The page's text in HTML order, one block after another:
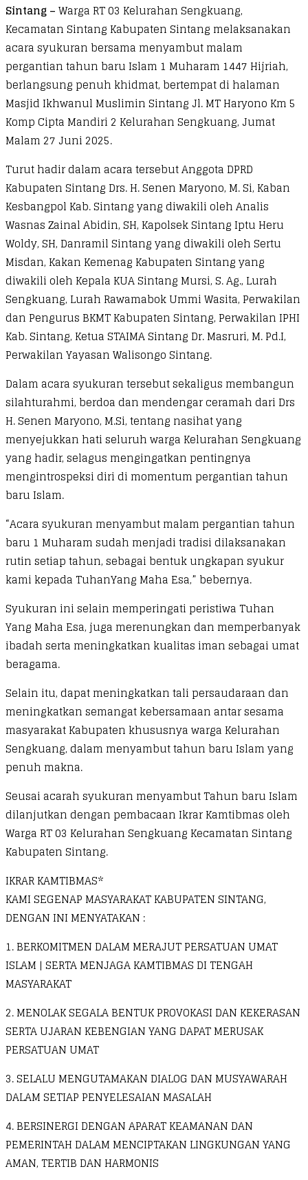
Sintang –Warga RT 03 Kelurahan Sengkuang,
Kecamatan Sintang Kabupaten Sintang melaksanakan
acara syukuran bersama menyambut malam
pergantian tahun baru Islam 1 Muharam 1447 Hijriah,
berlangsung penuh khidmat, bertempat di halaman
Masjid Ikhwanul Muslimin Sintang Jl. MT Haryono Km 5
Komp Cipta Mandiri 2 Kelurahan Sengkuang, Jumat
Malam 27 Juni 2025.
Turut hadir dalam acara tersebut Anggota DPRD
Kabupaten Sintang Drs. H. Senen Maryono, M. Si, Kaban
Kesbangpol Kab. Sintang yang diwakili oleh Analis
Wasnas Zainal Abidin, SH, Kapolsek Sintang Iptu Heru
Woldy, SH, Danramil Sintang yang diwakili oleh Sertu
Misdan, Kakan Kemenag Kabupaten Sintang yang
diwakili oleh Kepala KUA Sintang Mursi, S. Ag., Lurah
Sengkuang, Lurah Rawamabok Ummi Wasita, Perwakilan
dan Pengurus BKMT Kabupaten Sintang, Perwakilan IPHI
Kab. Sintang, Ketua STAIMA Sintang Dr. Masruri, M. Pd.I,
Perwakilan Yayasan Walisongo Sintang.
Dalam acara syukuran tersebut sekaligus membangun
silahturahmi, berdoa dan mendengar ceramah dari Drs
H. Senen Maryono, M.Si, tentang nasihat yang
menyejukkan hati seluruh warga Kelurahan Sengkuang
yang hadir, selagus mengingatkan pentingnya
mengintrospeksi diri di momentum pergantian tahun
baru Islam.
“Acara syukuran menyambut malam pergantian tahun
baru 1 Muharam sudah menjadi tradisi dilaksanakan
rutin setiap tahun, sebagai bentuk ungkapan syukur
kami kepada TuhanYang Maha Esa,” bebernya.
Syukuran ini selain memperingati peristiwa Tuhan
Yang Maha Esa, juga merenungkan dan memperbanyak
ibadah serta meningkatkan kualitas iman sebagai umat
beragama.
Selain itu, dapat meningkatkan tali persaudaraan dan
meningkatkan semangat kebersamaan antar sesama
masyarakat Kabupaten khususnya warga Kelurahan
Sengkuang, dalam menyambut tahun baru Islam yang
penuh makna.
Seusai acarah syukuran menyambut Tahun baru Islam
dilanjutkan dengan pembacaan Ikrar Kamtibmas oleh
Warga RT 03 Kelurahan Sengkuang Kecamatan Sintang
Kabupaten Sintang.
IKRAR KAMTIBMAS*
KAMI SEGENAP MASYARAKAT KABUPATEN SINTANG,
DENGAN INI MENYATAKAN :
1. BERKOMITMEN DALAM MERAJUT PERSATUAN UMAT
ISLAM | SERTA MENJAGA KAMTIBMAS DI TENGAH
MASYARAKAT
2. MENOLAK SEGALA BENTUK PROVOKASI DAN KEKERASAN
SERTA UJARAN KEBENGIAN YANG DAPAT MERUSAK
PERSATUAN UMAT
3. SELALU MENGUTAMAKAN DIALOG DAN MUSYAWARAH
DALAM SETIAP PENYELESAIAN MASALAH
4. BERSINERGI DENGAN APARAT KEAMANAN DAN
PEMERINTAH DALAM MENCIPTAKAN LINGKUNGAN YANG
AMAN, TERTIB DAN HARMONIS